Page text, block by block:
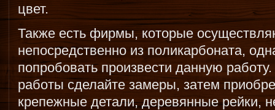
цвет.
Также есть фирмы, которые
непосредственно из поликарбоната,
попробовать произвести данную
работы сделайте замеры, затем
крепежные детали, деревянные рейки,